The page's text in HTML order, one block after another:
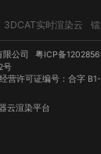
3DCAT实时渲染云
公司
粤ICP备
号
营许可证编号：合字
云渲染平台